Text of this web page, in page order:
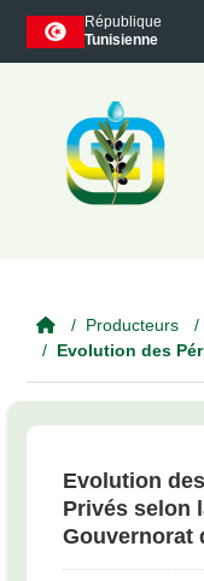
Skip to main content
République
Tunisienne
Producteurs
Evolution des
Evolution
Privés selon
Gouvernorat